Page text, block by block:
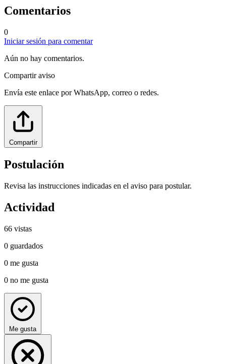
Comentarios
0
Iniciar sesión para comentar
Aún no hay comentarios.
Compartir aviso
Envía este enlace por WhatsApp, correo o redes.
Compartir
Postulación
Revisa las instrucciones indicadas en el aviso para postular.
Actividad
66 vistas
0 guardados
0 me gusta
0 no me gusta
Me gusta